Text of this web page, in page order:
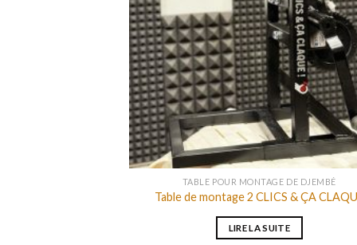
TABLE POUR MONTAGE DE DJEMBÉ
Table de montage 2 CLICS & ÇA
LIRE LA SUITE